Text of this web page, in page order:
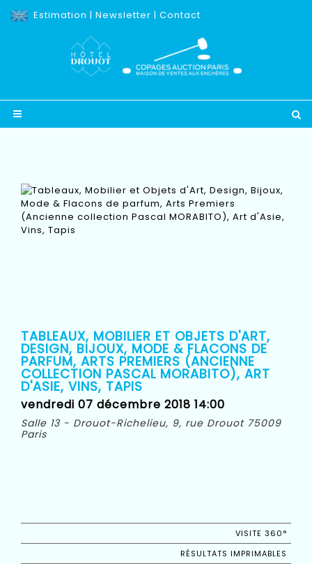
Estimation | Newsletter | Contact
TABLEAUX, MOBILIER ET OBJETS D'ART,
DESIGN, BIJOUX, MODE & FLACONS DE
PARFUM, ARTS PREMIERS (ANCIENNE
COLLECTION PASCAL MORABITO), ART
D'ASIE, VINS, TAPIS
vendredi 07 décembre 2018 14:00
Salle 13 - Drouot-Richelieu, 9, rue Drouot 75009
Paris
VISITE 360°
RÉSULTATS IMPRIMABLES